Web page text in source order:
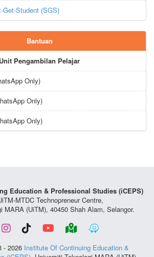
Get-Student (SGS)
Bantuan
Unit Pengambilan Pelajar
Only)
Only)
Only)
Education & Professional Studies (iCEPS)
MTDC Technopreneur Centre,
MARA (UiTM), 40450 Shah Alam, Selangor.
- 2026 Institute Of Continuing Education &